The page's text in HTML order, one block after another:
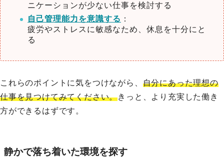
ニケーションが少ない仕事を検討する
自己管理能力を意識する ：
疲労やストレスに敏感なため、休息を十分にと
る
これらのポイントに気をつけながら、 自分にあった理想の
仕事を見つけてみてください。きっと、より充実した働き
方ができるはずです。
静かで落ち着いた環境を探す